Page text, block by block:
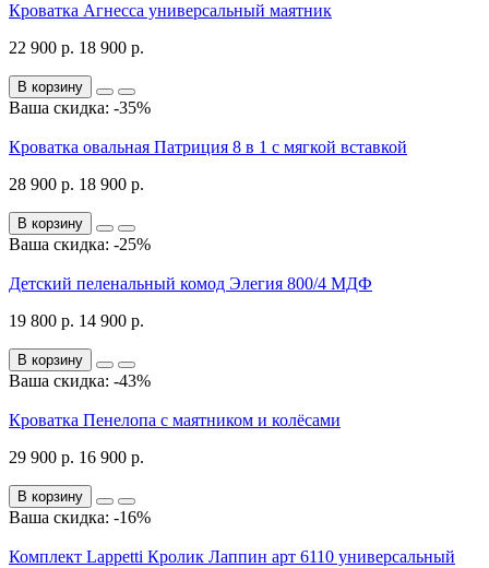
Кроватка Агнесса универсальный маятник
22 900 р. 18 900 р.
В корзину
Ваша скидка: -35%
Кроватка овальная Патриция 8 в 1 с мягкой вставкой
28 900 р. 18 900 р.
В корзину
Ваша скидка: -25%
Детский пеленальный комод Элегия 800/4 МДФ
19 800 р. 14 900 р.
В корзину
Ваша скидка: -43%
Кроватка Пенелопа с маятником и колёсами
29 900 р. 16 900 р.
В корзину
Ваша скидка: -16%
Комплект Lappetti Кролик Лаппин арт 6110 универсальный